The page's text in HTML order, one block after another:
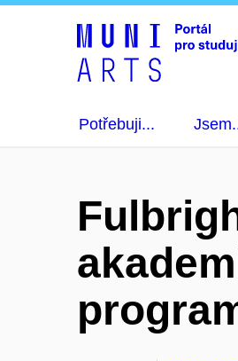
Potřebuji...